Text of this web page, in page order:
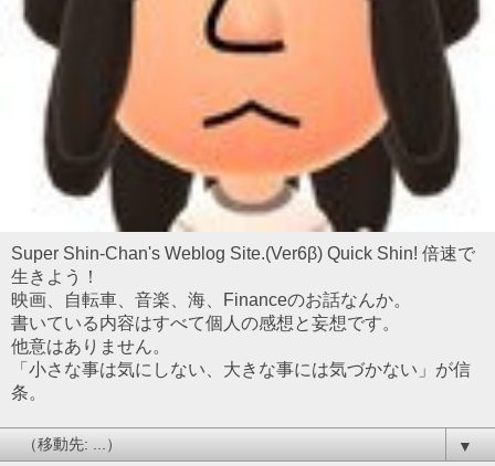
Super Shin-Chan's Weblog Site.(Ver6β) Quick Shin! 倍速で
生きよう！
映画、自転車、音楽、海、Financeのお話なんか。
書いている内容はすべて個人の感想と妄想です。
他意はありません。
「小さな事は気にしない、大きな事には気づかない」が信
条。
▼